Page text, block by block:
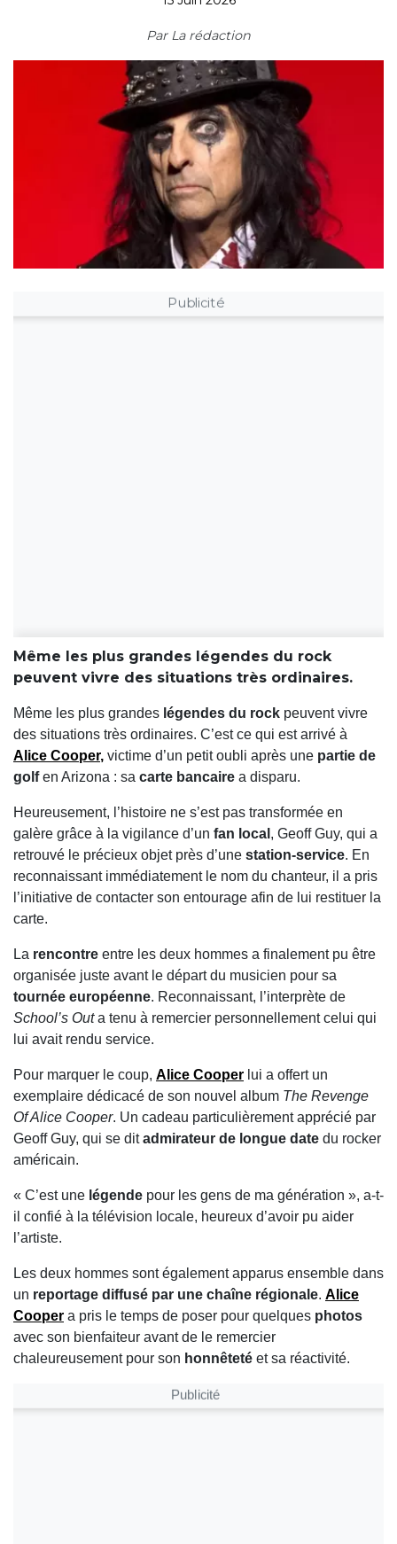
Par La rédaction
Publicité
Même les plus grandes légendes du rock
peuvent vivre des situations très ordinaires.
Même les plus grandes légendes du rock peuvent vivre
des situations très ordinaires. C’est ce qui est arrivé à
Alice Cooper, victime d’un petit oubli après une partie de
golfen Arizona : sa carte bancaire a disparu.
Heureusement, l’histoire ne s’est pas transformée en
galère grâce à la vigilance d’un fan local , Geoff Guy, qui a
retrouvé le précieux objet près d’une station-service. En
reconnaissant immédiatement le nom du chanteur, il a pris
l’initiative de contacter son entourage afin de lui restituer la
carte.
La rencontre entre les deux hommes a finalement pu être
organisée juste avant le départ du musicien pour sa
tournée européenne. Reconnaissant, l’interprète de
School’s Outa tenu à remercier personnellement celui qui
lui avait rendu service.
Pour marquer le coup, Alice Cooper lui a offert un
exemplaire dédicacé de son nouvel album The Revenge
Of Alice Cooper. Un cadeau particulièrement apprécié par
Geoff Guy, qui se ditadmirateur de longue date du rocker
américain.
« C’est une légende pour les gens de ma génération », a-t-
il confié à la télévision locale, heureux d’avoir pu aider
l’artiste.
Les deux hommes sont également apparus ensemble dans
un reportage diffusé par une chaîne régionale. Alice
Cooper a pris le temps de poser pour quelques photos
avec son bienfaiteur avant de le remercier
chaleureusement pour son honnêteté et sa réactivité.
Publicité